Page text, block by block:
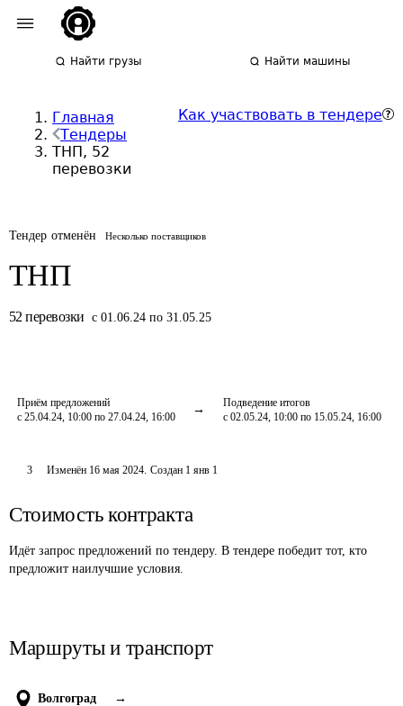
Найти грузы Найти машины
Главная
Тендеры
ТНП, 52
перевозки
Как участвовать в тендере
Тендер отменён Несколько поставщиков
ТНП
52 перевозки с 01.06.24 по 31.05.25
Приём предложений
с 25.04.24, 10:00 по 27.04.24, 16:00
Подведение итогов
с 02.05.24, 10:00 по 15.05.24, 16:00
3 Изменён 16 мая 2024. Создан 1 янв 1
Стоимость контракта
Идёт запрос предложений по тендеру. В тендере победит тот, кто
предложит наилучшие условия.
Маршруты и транспорт
Волгоград →